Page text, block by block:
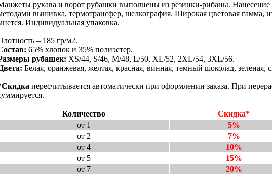
рукава и ворот рубашки выполнены из резинки-рибаны. Нанесение
вышивка, термотрансфер, шелкография. Широкая цветовая гамма,
Индивидуальная упаковка.
– 185 гр/м2.
65% хлопок и 35% полиэстер.
рубашек: XS/44, S/46, M/48, L/50, XL/52, 2XL/54, 3XL/56.
Белая, оранжевая, желтая, красная, винная, темный шоколад, зеленая,
пересчитывается автоматически при оформлении заказа. При
Количество Скидка*
от 1
5%
от 2
7%
от 4
10%
от 5
15%
от 7
20%